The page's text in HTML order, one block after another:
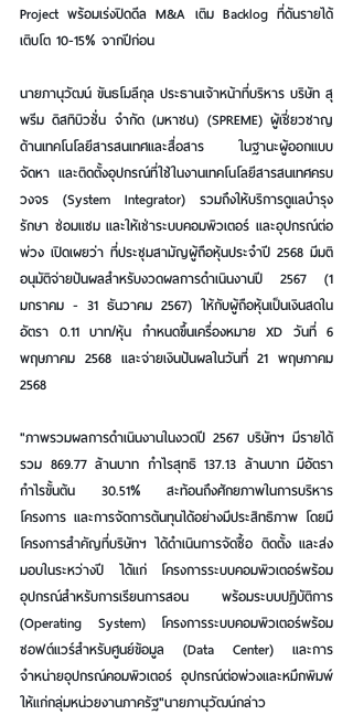
Project พร้อมเร่งปิดดีล M&A เติม Backlog ที่ดันรายได้
เติบโต 10-15% จากปีก่อน
นายภานุวัฒน์ ขันธโมลีกุล ประธานเจ้าหน้าที่บริหาร บริษัท สุ
พรีม ดิสทิบิวชั่น จำกัด (มหาชน) (SPREME) ผู้เชี่ยวชาญ
ด้านเทคโนโลยีสารสนเทศและสื่อสาร ในฐานะผู้ออกแบบ
จัดหา และติดตั้งอุปกรณ์ที่ใช้ในงานเทคโนโลยีสารสนเทศครบ
วงจร (System Integrator) รวมถึงให้บริการดูแลบำรุง
รักษา ซ่อมแซม และให้เช่าระบบคอมพิวเตอร์ และอุปกรณ์ต่อ
พ่วง เปิดเผยว่า ที่ประชุมสามัญผู้ถือหุ้นประจำปี 2568 มีมติ
อนุมัติจ่ายปันผลสำหรับงวดผลการดำเนินงานปี 2567 (1
มกราคม - 31 ธันวาคม 2567) ให้กับผู้ถือหุ้นเป็นเงินสดใน
อัตรา 0.11 บาท/หุ้น กำหนดขึ้นเครื่องหมาย XD วันที่ 6
พฤษภาคม 2568 และจ่ายเงินปันผลในวันที่ 21 พฤษภาคม
2568
"ภาพรวมผลการดำเนินงานในงวดปี 2567 บริษัทฯ มีรายได้
รวม 869.77 ล้านบาท กำไรสุทธิ 137.13 ล้านบาท มีอัตรา
กำไรขั้นต้น 30.51% สะท้อนถึงศักยภาพในการบริหาร
โครงการ และการจัดการต้นทุนได้อย่างมีประสิทธิภาพ โดยมี
โครงการสำคัญที่บริษัทฯ ได้ดำเนินการจัดซื้อ ติดตั้ง และส่ง
มอบในระหว่างปี ได้แก่ โครงการระบบคอมพิวเตอร์พร้อม
อุปกรณ์สำหรับการเรียนการสอน พร้อมระบบปฏิบัติการ
(Operating System) โครงการระบบคอมพิวเตอร์พร้อม
ซอฟต์แวร์สำหรับศูนย์ข้อมูล (Data Center) และการ
จำหน่ายอุปกรณ์คอมพิวเตอร์ อุปกรณ์ต่อพ่วงและหมึกพิมพ์
ให้แก่กลุ่มหน่วยงานภาครัฐ"นายภานุวัฒน์กล่าว